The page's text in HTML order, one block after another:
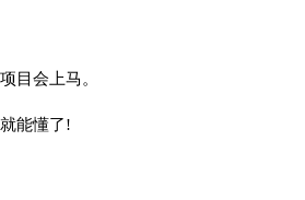
目会上马。
能懂了!